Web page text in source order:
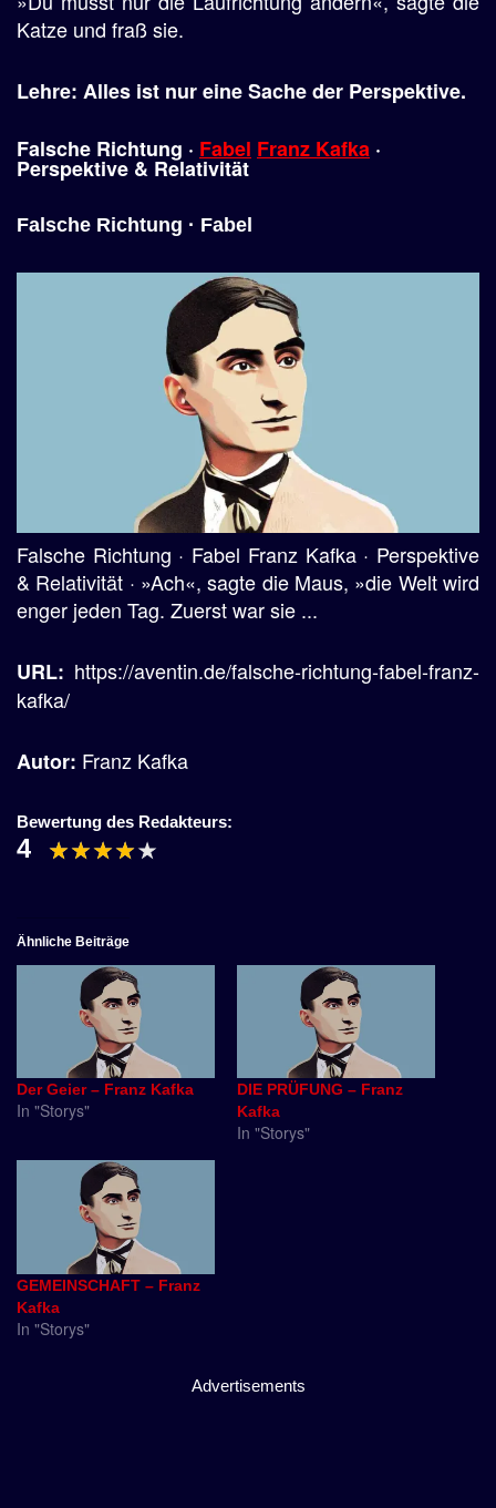
Katze und fraß sie.
Lehre: Alles ist nur eine Sache der Perspektive.
Falsche Richtung · Fabel Franz Kafka ·
Perspektive & Relativität
Falsche Richtung · Fabel
Falsche Richtung · Fabel Franz Kafka · Perspektive
& Relativität · »Ach«, sagte die Maus, »die Welt wird
enger jeden Tag. Zuerst war sie ...
URL: https://aventin.de/falsche-richtung-fabel-franz-
kafka/
Autor: Franz Kafka
Bewertung des Redakteurs:
4
Ähnliche Beiträge
Der Geier – Franz Kafka
In "Storys"
DIE PRÜFUNG – Franz
Kafka
In "Storys"
GEMEINSCHAFT – Franz
Kafka
In "Storys"
Advertisements